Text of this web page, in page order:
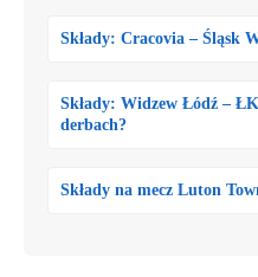
Składy: Cracovia – Śląsk
Składy: Widzew Łódź –
derbach?
Składy na mecz Luton